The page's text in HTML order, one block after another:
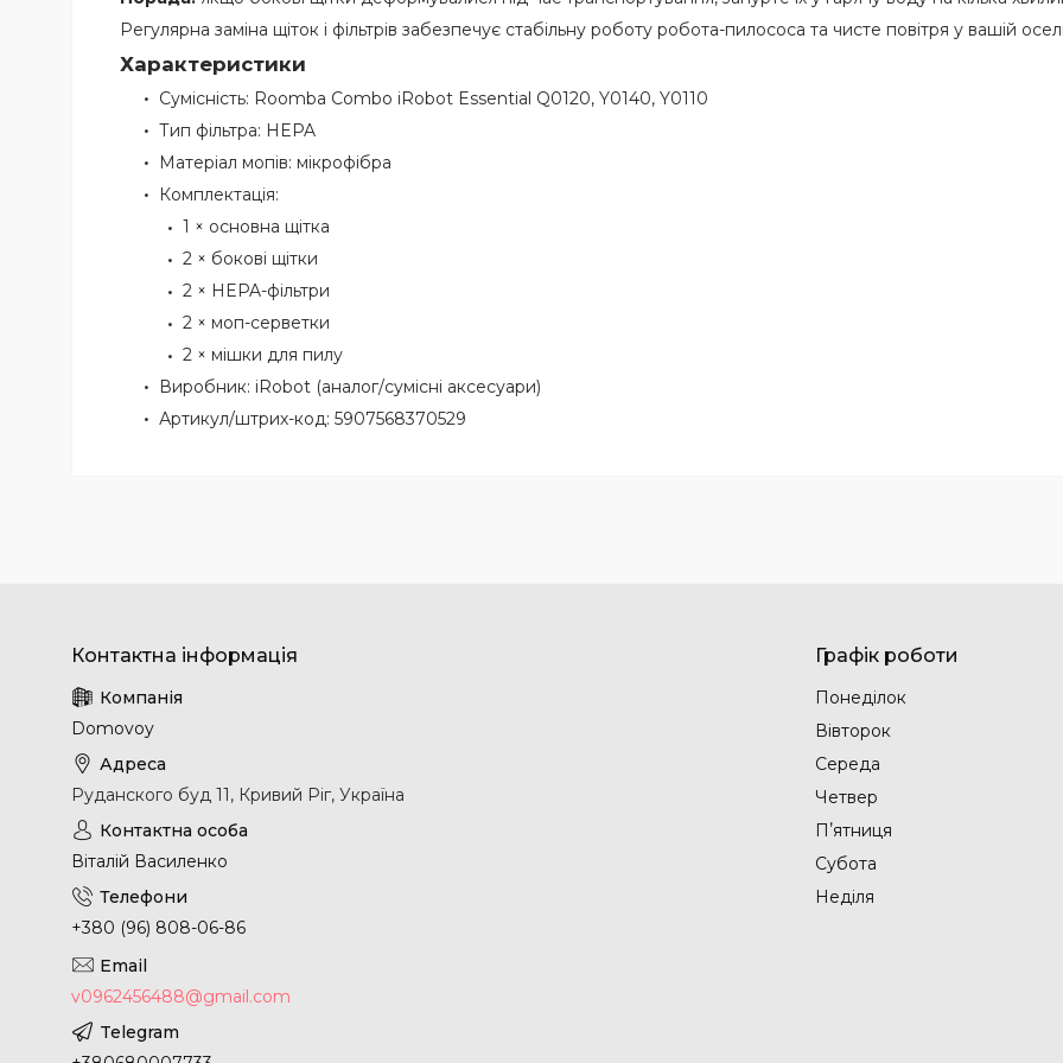
Регулярна заміна щіток і фільтрів забезпечує стабільну роботу робота-пилососа та чисте повітря у вашій
Характеристики
Сумісність: Roomba Combo iRobot Essential Q0120, Y0140, Y0110
Тип фільтра: HEPA
Матеріал мопів: мікрофібра
Комплектація:
1 × основна щітка
2 × бокові щітки
2 × HEPA-фільтри
2 × моп-серветки
2 × мішки для пилу
Виробник: iRobot (аналог/сумісні аксесуари)
Артикул/штрих-код: 5907568370529
Domovoy
Руданского буд 11, Кривий Ріг, Україна
Віталій Василенко
+380 (96) 808-06-86
v0962456488@gmail.com
Графік роботи
Понеділок
Вівторок
Середа
Четвер
Пʼятниця
Субота
Неділя